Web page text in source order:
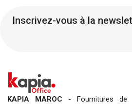
Inscrivez-vous à la
KAPIA MAROC - Fournitures de